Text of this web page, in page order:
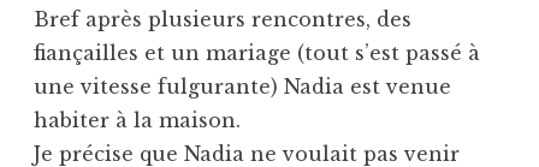
Bref après plusieurs rencontres, des
fiançailles et un mariage (tout s’est passé à
une vitesse fulgurante) Nadia est venue
habiter à la maison.
Je précise que Nadia ne voulait pas venir